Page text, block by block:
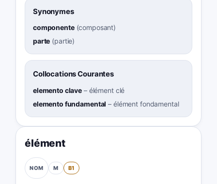
Synonymes
componente(composant)
parte (partie)
Collocations Courantes
elemento clave – élément clé
elemento fundamental – élément fondamental
élément
NOM M B1